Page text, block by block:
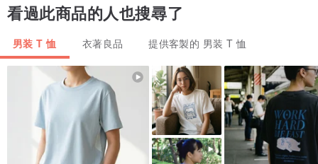
(實際尺寸因測量方式不同而有少許誤差，尺寸測量±2公分為正常範圍
(The size chart is for refernce only.Actual size may vary slightly
depending on the different measurement.±2cm is in the acceptable
看過此商品的人也搜尋了
男装 T 恤 衣著良品 提供客製的 男装 T 恤